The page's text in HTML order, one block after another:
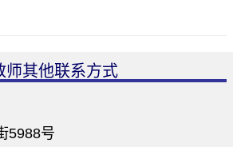
师其他联系方式
5988号